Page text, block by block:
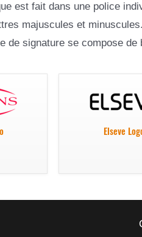
est fait dans une police
majuscules et
de signature se compose
Elseve